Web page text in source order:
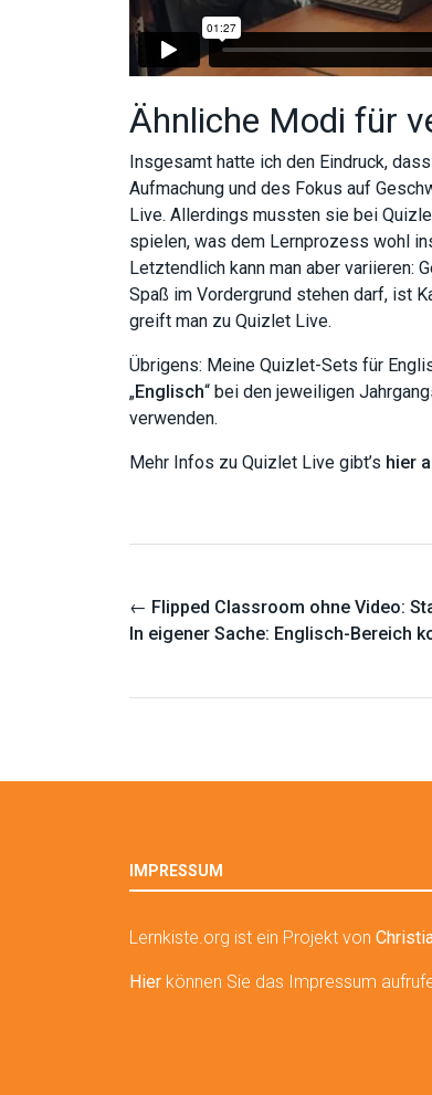
Ähnliche Modi für
Insgesamt hatte ich den Eindruck,
Aufmachung und des Fokus auf
Live. Allerdings mussten sie bei
spielen, was dem Lernprozess wohl
Letztendlich kann man aber variieren:
Spaß im Vordergrund stehen darf, ist
greift man zu Quizlet Live.
Übrigens: Meine Quizlet-Sets für
„Englisch“ bei den jeweiligen
verwenden.
Mehr Infos zu Quizlet Live gibt’s hier
Post
navigation
← Flipped Classroom ohne Video:
In eigener Sache: Englisch-Bereich
IMPRESSUM
Lernkiste.org ist ein Projekt von
Hier können Sie das Impressum